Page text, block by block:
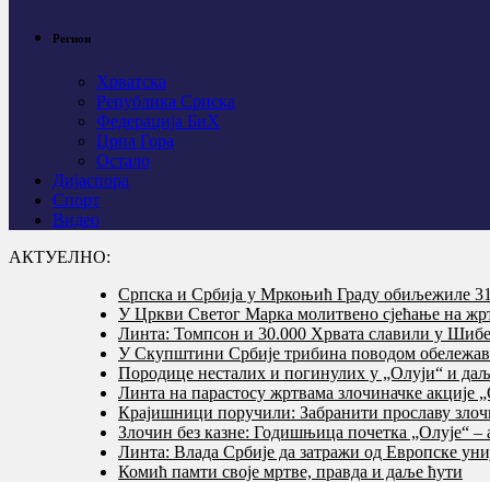
Регион
Хрватска
Република Српска
Федерација БиХ
Црна Гора
Остало
Дијаспора
Спорт
Видео
АКТУЕЛНО:
Српска и Србија у Мркоњић Граду обиљежиле
У Цркви Светог Марка молитвено сјећање на
Линта: Томпсон и 30.000 Хрвата славили у
У Скупштини Србије трибина поводом
Породице несталих и погинулих у „Олуји“ и
Линта на парастосу жртвама злочиначке акције
Крајишници поручили: Забранити прославу
Злочин без казне: Годишњица почетка „Олује“ –
Линта: Влада Србије да затражи од Европске
Комић памти своје мртве, правда и даље ћути